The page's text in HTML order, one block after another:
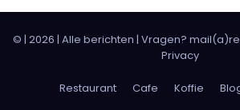
© | 2026 | Alle berichten | Vragen?
Privacy
Restaurant Cafe Koffie